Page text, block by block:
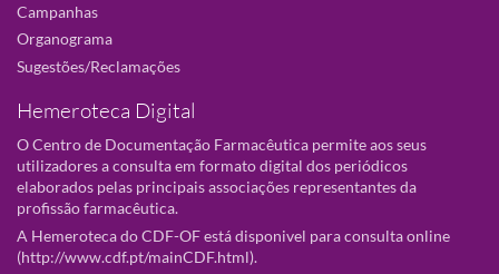
Campanhas
Organograma
Sugestões/Reclamações
Hemeroteca Digital
O Centro de Documentação Farmacêutica permite aos seus
utilizadores a consulta em formato digital dos periódicos
elaborados pelas principais associações representantes da
profissão farmacêutica.
A Hemeroteca do CDF-OF está disponivel para consulta online
(http://www.cdf.pt/mainCDF.html).